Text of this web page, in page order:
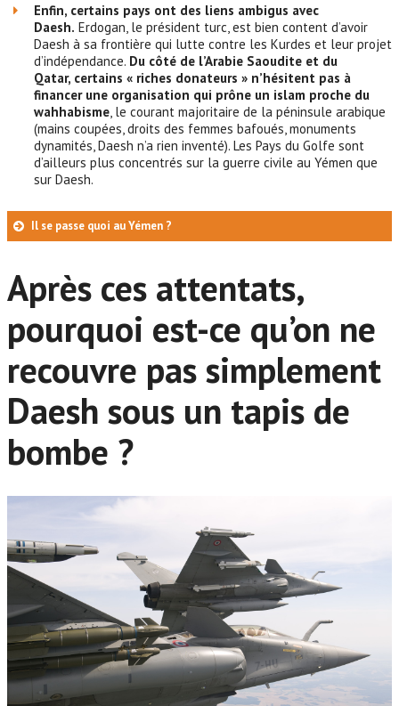
Enfin, certains pays ont des liens ambigus avec
Daesh. Erdogan, le président turc, est bien content d’avoir
Daesh à sa frontière qui lutte contre les Kurdes et leur projet
d’indépendance. Du côté de l’Arabie Saoudite et du
Qatar, certains « riches donateurs » n’hésitent pas à
financer une organisation qui prône un islam proche du
wahhabisme , le courant majoritaire de la péninsule arabique
(mains coupées, droits des femmes bafoués, monuments
dynamités, Daesh n’a rien inventé). Les Pays du Golfe sont
d’ailleurs plus concentrés sur la guerre civile au Yémen que
sur Daesh.
Il se passe quoi au Yémen ?
Après ces attentats,
pourquoi est-ce qu’on ne
recouvre pas simplement
Daesh sous un tapis de
bombe ?